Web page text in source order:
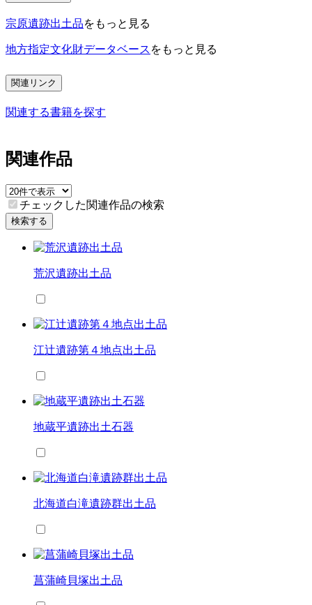
宗原遺跡出土品をもっと見る
地方指定文化財データベース をもっと見る
関連リンク
関連する書籍を探す
関連作品
チェックした関連作品の検索
検索する
荒沢遺跡出土品
江辻遺跡第４地点出土品
地蔵平遺跡出土石器
北海道白滝遺跡群出土品
菖蒲崎貝塚出土品